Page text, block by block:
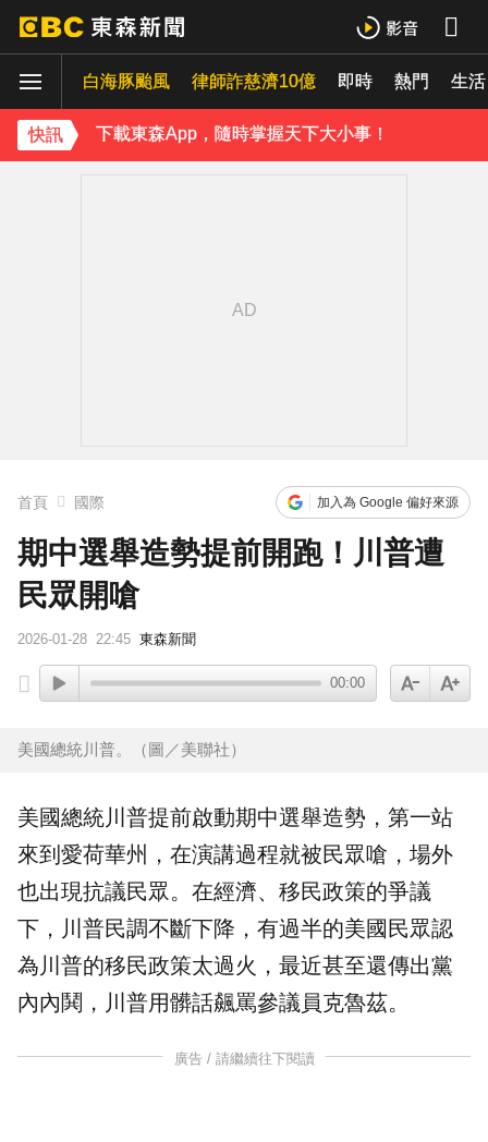
白海豚颱風 律師詐慈濟10億 即時 熱門 生活
快訊
王子不倫粿粿判賠百萬！神隱9月「二度發聲」：行過死陰的幽谷
下載東森App，隨時掌握天下大小事！
首頁 國際 加入為 Google 偏好來源
期中選舉造勢提前開跑！川普遭
民眾開嗆
2026-01-28 22:45 東森新聞
00:00
美國總統川普。（圖／美聯社）
美國總統川普提前啟動期中選舉造勢 ，第一站
來到愛荷華州，在演講過程就被民眾嗆，場外
也出現抗議民眾。在經濟、移民政策的爭議
下，川普民調不斷下降，有過半的美國民眾認
為川普的移民政策太過火，最近甚至還傳出黨
內內鬨，川普用髒話飆罵參議員克魯茲。
廣告 / 請繼續往下閱讀